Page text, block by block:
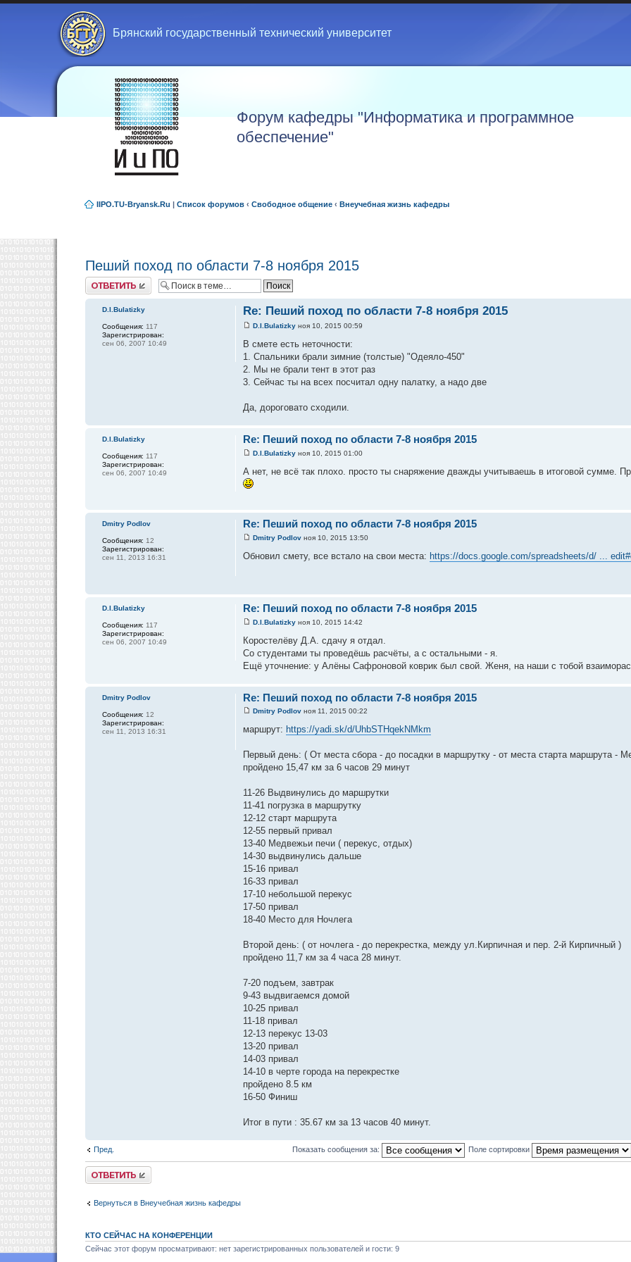
Брянский государственный технический университет
Форум кафедры "Информатика и программное
обеспечение"
IIPO.TU-Bryansk.Ru | Список форумов ‹ Свободное общение ‹ Внеучебная жизнь кафедры
Пеший поход по области 7-8 ноября 2015
Ответить
Re: Пеший поход по области 7-8 ноября 2015
D.I.Bulatizky ноя 10, 2015 00:59
В смете есть неточности:
1. Спальники брали зимние (толстые) "Одеяло-450"
2. Мы не брали тент в этот раз
3. Сейчас ты на всех посчитал одну палатку, а надо две
Да, дороговато сходили.
D.I.Bulatizky
Сообщения: 117
Зарегистрирован:
сен 06, 2007 10:49
Re: Пеший поход по области 7-8 ноября 2015
D.I.Bulatizky ноя 10, 2015 01:00
А нет, не всё так плохо. просто ты снаряжение дважды учитываешь в итоговой сумме.
D.I.Bulatizky
Сообщения: 117
Зарегистрирован:
сен 06, 2007 10:49
Re: Пеший поход по области 7-8 ноября 2015
Dmitry Podlov ноя 10, 2015 13:50
Обновил смету, все встало на свои места: https://docs.google.com/spreadsheets/d/ ...
Dmitry Podlov
Сообщения: 12
Зарегистрирован:
сен 11, 2013 16:31
Re: Пеший поход по области 7-8 ноября 2015
D.I.Bulatizky ноя 10, 2015 14:42
Коростелёву Д.А. сдачу я отдал.
Со студентами ты проведёшь расчёты, а с остальными - я.
Ещё уточнение: у Алёны Сафроновой коврик был свой. Женя, на наши с тобой
D.I.Bulatizky
Сообщения: 117
Зарегистрирован:
сен 06, 2007 10:49
Re: Пеший поход по области 7-8 ноября 2015
Dmitry Podlov ноя 11, 2015 00:22
маршрут: https://yadi.sk/d/UhbSTHqekNMkm
Первый день: ( От места сбора - до посадки в маршрутку - от места старта маршрута -
пройдено 15,47 км за 6 часов 29 минут
11-26 Выдвинулись до маршрутки
11-41 погрузка в маршрутку
12-12 старт маршрута
12-55 первый привал
13-40 Медвежьи печи ( перекус, отдых)
14-30 выдвинулись дальше
15-16 привал
16-33 привал
17-10 небольшой перекус
17-50 привал
18-40 Место для Ночлега
Второй день: ( от ночлега - до перекрестка, между ул.Кирпичная и пер. 2-й Кирпичный )
пройдено 11,7 км за 4 часа 28 минут.
7-20 подъем, завтрак
9-43 выдвигаемся домой
10-25 привал
11-18 привал
12-13 перекус 13-03
13-20 привал
14-03 привал
14-10 в черте города на перекрестке
пройдено 8.5 км
16-50 Финиш
Итог в пути : 35.67 км за 13 часов 40 минут.
Dmitry Podlov
Сообщения: 12
Зарегистрирован:
сен 11, 2013 16:31
Пред. Показать сообщения за: Поле сортировки
Ответить
Вернуться в Внеучебная жизнь кафедры
КТО СЕЙЧАС НА КОНФЕРЕНЦИИ
Сейчас этот форум просматривают: нет зарегистрированных пользователей и гости: 9